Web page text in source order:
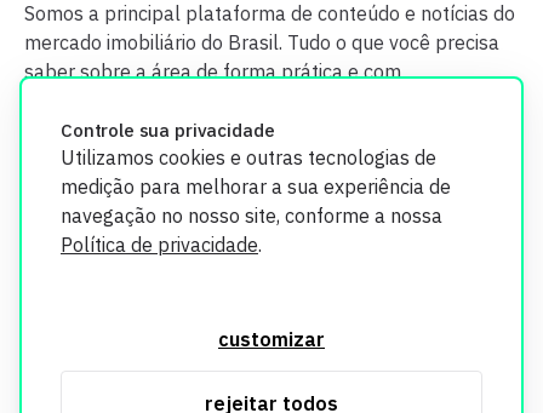
Controle sua privacidade
Utilizamos cookies e outras tecnologias de
medição para melhorar a sua experiência de
navegação no nosso site, conforme a nossa
Política de privacidade.
customizar
rejeitar todos
Somos a principal plataforma de conteúdo e notícias do
mercado imobiliário do Brasil. Tudo o que você precisa
saber sobre a área de forma prática e com
segurança. Todos os dados coletados em nosso site são
utilizados exclusivamente para fins de aprimoramento de
informações, consulte nossa Política de Privacidade.